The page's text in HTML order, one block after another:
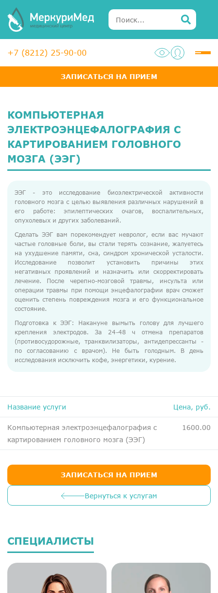
+7 (8212) 25-90-00
ЗАПИСАТЬСЯ НА ПРИЕМ
Услуги
ЛОР-центр
Медосмотры для справок
Анализы
Медосмотры
Чекапы
Главная
Новости
Контакты
Справка для налоговой
КОМПЬЮТЕРНАЯ
ЭЛЕКТРОЭНЦЕФАЛОГРАФИЯ С
КАРТИРОВАНИЕМ ГОЛОВНОГО
МОЗГА (ЭЭГ)
ЭЭГ - это исследование биоэлектрической активности
головного мозга с целью выявления различных нарушений в
его работе: эпилептических очагов, воспалительных,
опухолевых и других заболеваний.
Сделать ЭЭГ вам порекомендует невролог, если вас мучают
частые головные боли, вы стали терять сознание, жалуетесь
на ухудшение памяти, сна, синдром хронической усталости.
Исследование позволит установить причины этих
негативных проявлений и назначить или скорректировать
лечение. После черепно-мозговой травмы, инсульта или
операции травмы при помощи энцефалографии врач сможет
оценить степень повреждения мозга и его функциональное
состояние.
Подготовка к ЭЭГ: Накануне вымыть голову для лучшего
крепления электродов. За 24-48 ч отмена препаратов
(противосудорожные, транквилизаторы, антидепрессанты -
по согласованию с врачом). Не быть голодным. В день
исследования исключить кофе, энергетики, курение.
Название услуги Цена, руб.
Компьютерная электроэнцефалография с
картированием головного мозга (ЭЭГ)
1600.00
Вернуться к услугам
ЗАПИСАТЬСЯ НА ПРИЕМ
СПЕЦИАЛИСТЫ